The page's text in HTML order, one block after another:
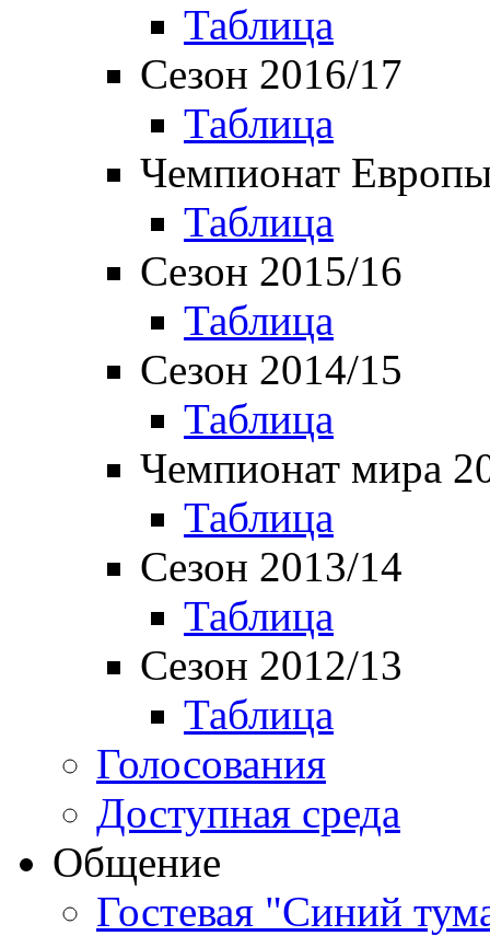
Таблица
Сезон 2016/17
Таблица
Чемпионат
Таблица
Сезон 2015/16
Таблица
Сезон 2014/15
Таблица
Чемпионат мира
Таблица
Сезон 2013/14
Таблица
Сезон 2012/13
Таблица
Голосования
Доступная среда
Общение
Гостевая "Синий